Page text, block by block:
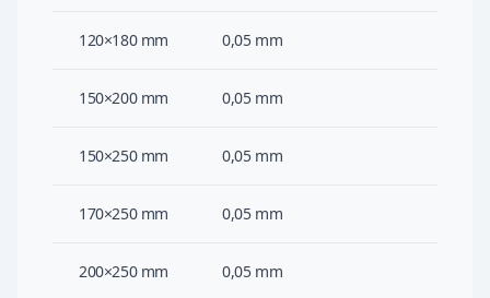
120×180 mm 0,05 mm
150×200 mm 0,05 mm
150×250 mm 0,05 mm
170×250 mm 0,05 mm
200×250 mm 0,05 mm